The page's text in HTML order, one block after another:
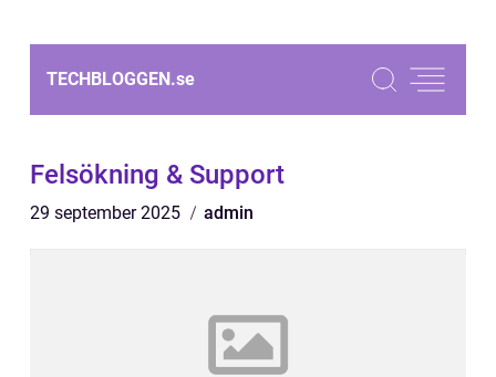
TECHBLOGGEN.se
Felsökning & Support
29 september 2025 admin